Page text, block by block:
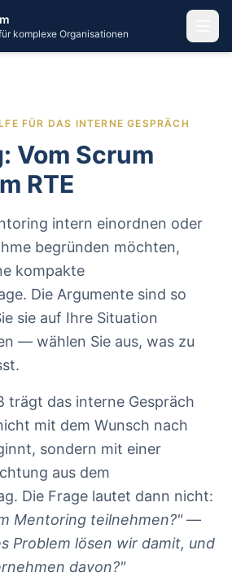
komplexe Organisationen
FÜR DAS INTERNE GESPRÄCH
Vom Scrum
RTE
intern einordnen oder
begründen möchten,
kompakte
Die Argumente sind so
sie auf Ihre Situation
— wählen Sie aus, was zu
trägt das interne Gespräch
mit dem Wunsch nach
sondern mit einer
aus dem
Die Frage lautet dann nicht:
Mentoring teilnehmen?"—
Problem lösen wir damit, und
davon?"